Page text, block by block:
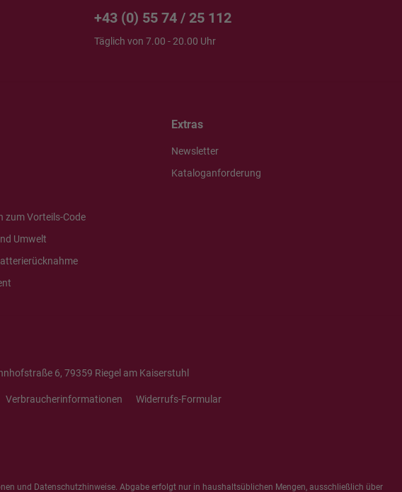
+43 (0) 55 74 / 25 112
Täglich von 7.00 - 20.00 Uhr
zum Vorteils-Code
Umwelt
Extras
Newsletter
Kataloganforderung
6, 79359 Riegel am Kaiserstuhl
Verbraucherinformationen Widerrufs-Formular
und Datenschutzhinweise. Abgabe erfolgt nur in haushaltsüblichen Mengen, ausschließlich über